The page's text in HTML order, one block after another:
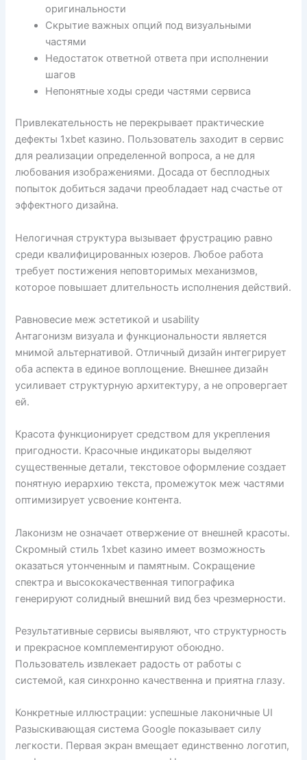
оригинальности
Скрытие важных опций под визуальными
частями
Недостаток ответной ответа при исполнении
шагов
Непонятные ходы среди частями сервиса
Привлекательность не перекрывает практические
дефекты 1xbet казино. Пользователь заходит в сервис
для реализации определенной вопроса, а не для
любования изображениями. Досада от бесплодных
попыток добиться задачи преобладает над счастье от
эффектного дизайна.
Нелогичная структура вызывает фрустрацию равно
среди квалифицированных юзеров. Любое работа
требует постижения неповторимых механизмов,
которое повышает длительность исполнения действий.
Равновесие меж эстетикой и usability
Антагонизм визуала и функциональности является
мнимой альтернативой. Отличный дизайн интегрирует
оба аспекта в единое воплощение. Внешнее дизайн
усиливает структурную архитектуру, а не опровергает
ей.
Красота функционирует средством для укрепления
пригодности. Красочные индикаторы выделяют
существенные детали, текстовое оформление создает
понятную иерархию текста, промежуток меж частями
оптимизирует усвоение контента.
Лаконизм не означает отвержение от внешней красоты.
Скромный стиль 1xbet казино имеет возможность
оказаться утонченным и памятным. Сокращение
спектра и высококачественная типографика
генерируют солидный внешний вид без чрезмерности.
Результативные сервисы выявляют, что структурность
и прекрасное комплементируют обоюдно.
Пользователь извлекает радость от работы с
системой, кая синхронно качественна и приятна глазу.
Конкретные иллюстрации: успешные лаконичные UI
Разыскивающая система Google показывает силу
легкости. Первая экран вмещает единственно логотип,